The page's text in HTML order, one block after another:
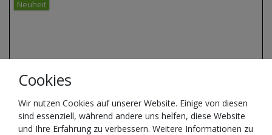
Neuheit
Cookies
Wir nutzen Cookies auf unserer Website. Einige von diesen
sind essenziell, während andere uns helfen, diese Website
und Ihre Erfahrung zu verbessern. Weitere Informationen zu